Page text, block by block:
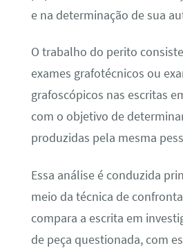
e na determinação de sua
O trabalho do perito
exames grafotécnicos ou
grafoscópicos nas escritas
com o objetivo de
produzidas pela mesma
Essa análise é conduzida
meio da técnica de
compara a escrita em
de peça questionada, com